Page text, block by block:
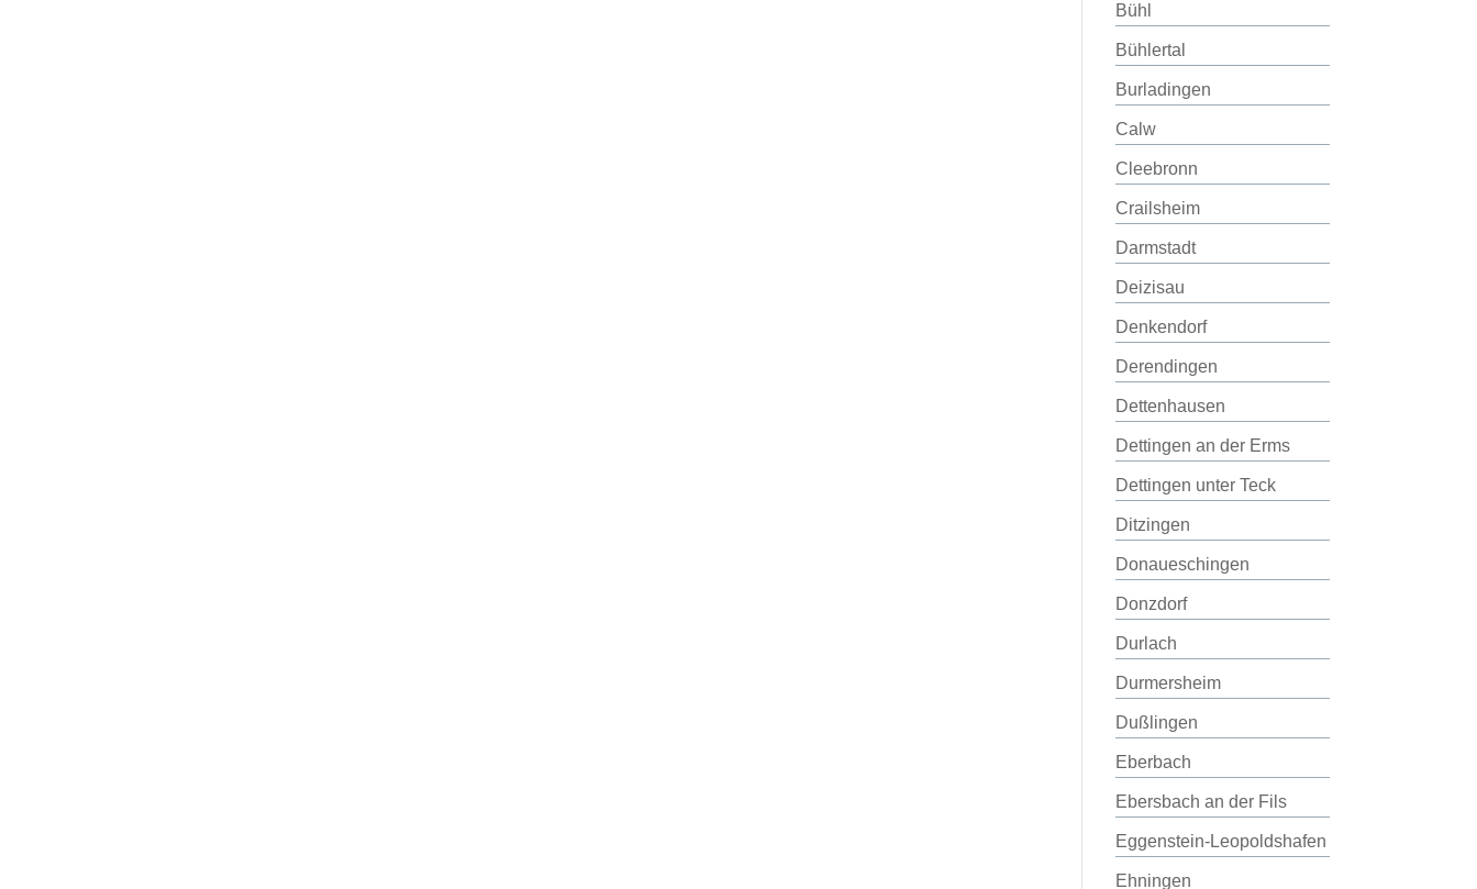
Bühl
Bühlertal
Burladingen
Calw
Cleebronn
Crailsheim
Darmstadt
Deizisau
Denkendorf
Derendingen
Dettenhausen
Dettingen an der Erms
Dettingen unter Teck
Ditzingen
Donaueschingen
Donzdorf
Durlach
Durmersheim
Dußlingen
Eberbach
Ebersbach an der Fils
Eggenstein-Leopoldshafen
Ehningen